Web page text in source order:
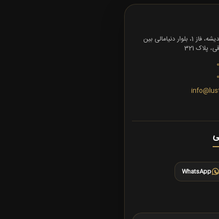
تهران، شهرک اندیشه، فاز 1، بلوار دنیامالی بین
پلاک 321
WhatsApp